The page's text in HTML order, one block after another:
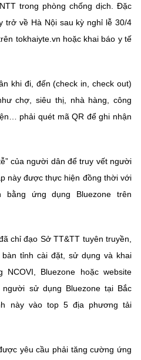
AND TECHNOLOGY
và Công nghệ (MST)
Thị Hải Hằng
Khoa học và Công nghệ.
- 18 Nguyễn Du, TP. Hà Nội
Học và Công Nghệ
khi phát hành lại thông tin từ
trong phòng chống dịch. Đặc
trở về Hà Nội sau kỳ nghỉ lễ 30/4
tokhaiyte.vn hoặc khai báo y tế
khi đi, đến (check in, check out)
chợ, siêu thị, nhà hàng, công
phải quét mã QR để ghi nhận
của người dân để truy vết người
này được thực hiện đồng thời với
ứng dụng Bluezone trên
chỉ đạo Sở TT&TT tuyên truyền,
tỉnh cài đặt, sử dụng và khai
Bluezone hoặc website
sử dụng Bluezone tại Bắc
này vào top 5 địa phương tải
yêu cầu phải tăng cường ứng